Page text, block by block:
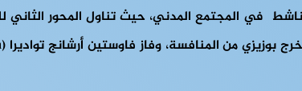
في المجتمع المدني، حيث تناول المحور